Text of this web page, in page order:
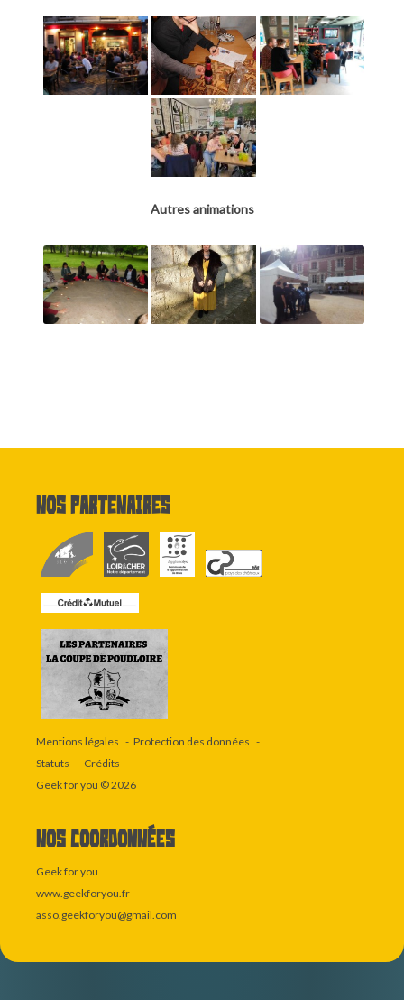
Autres animations
Nos partenaires
Mentions légales
Protection des données
Statuts
Crédits
Geek for you © 2026
Nos coordonnées
Geek for you
www.geekforyou.fr
asso.geekforyou@gmail.com